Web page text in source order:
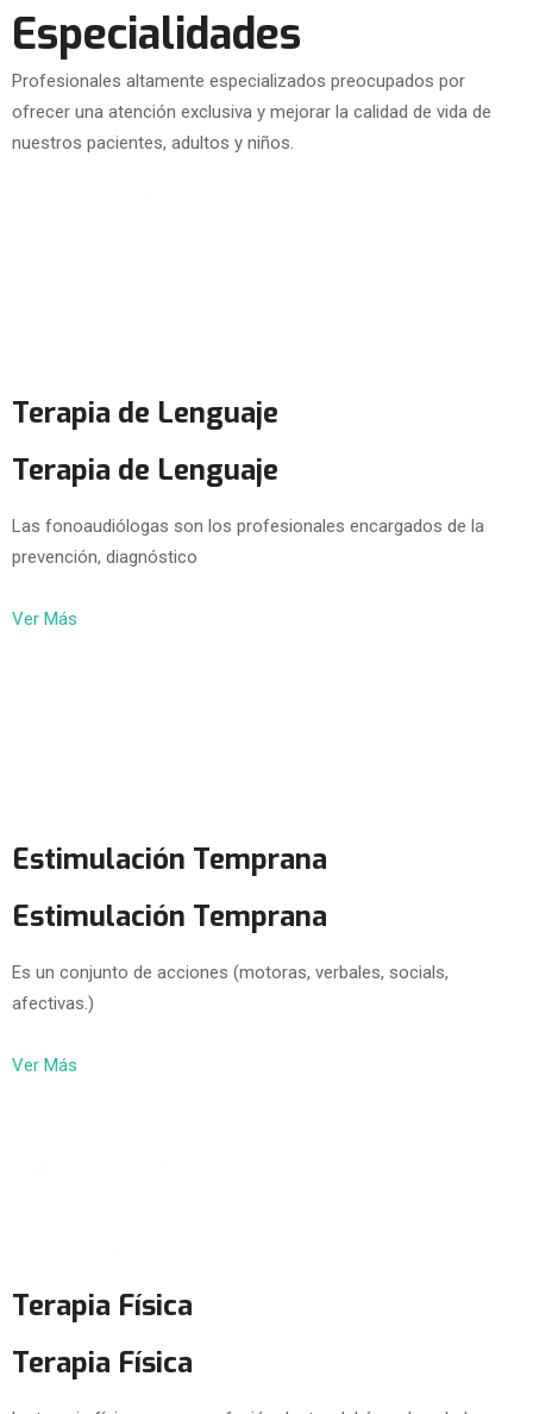
Especialidades
Profesionales altamente especializados preocupados por
ofrecer una atención exclusiva y mejorar la calidad de vida de
nuestros pacientes, adultos y niños.
Terapia de Lenguaje
Terapia de Lenguaje
Las fonoaudiólogas son los profesionales encargados de la
prevención, diagnóstico
Ver Más
Estimulación Temprana
Estimulación Temprana
Es un conjunto de acciones (motoras, verbales, socials,
afectivas.)
Ver Más
Terapia Física
Terapia Física